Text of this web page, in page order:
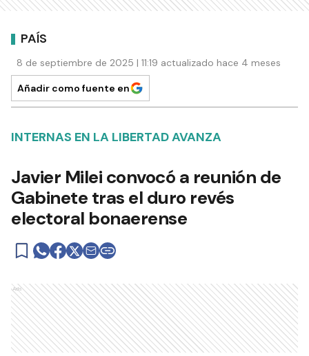
PAÍS
8 de septiembre de 2025 | 11:19 actualizado hace 4 meses
Añadir como fuente en
INTERNAS EN LA LIBERTAD AVANZA
Javier Milei convocó a reunión de
Gabinete tras el duro revés
electoral bonaerense
Ads